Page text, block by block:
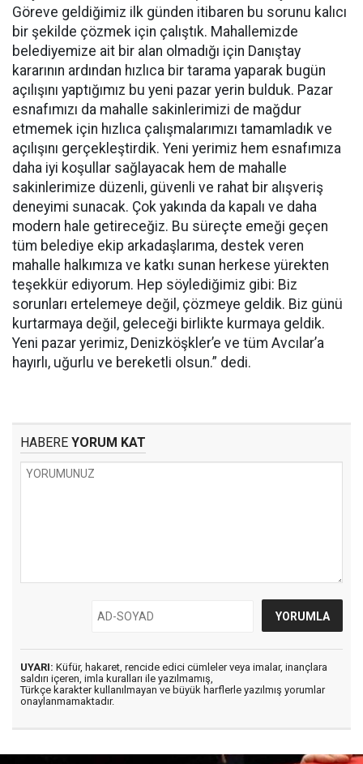
Göreve geldiğimiz ilk günden itibaren bu sorunu kalıcı
bir şekilde çözmek için çalıştık. Mahallemizde
belediyemize ait bir alan olmadığı için Danıştay
kararının ardından hızlıca bir tarama yaparak bugün
açılışını yaptığımız bu yeni pazar yerin bulduk. Pazar
esnafımızı da mahalle sakinlerimizi de mağdur
etmemek için hızlıca çalışmalarımızı tamamladık ve
açılışını gerçekleştirdik. Yeni yerimiz hem esnafımıza
daha iyi koşullar sağlayacak hem de mahalle
sakinlerimize düzenli, güvenli ve rahat bir alışveriş
deneyimi sunacak. Çok yakında da kapalı ve daha
modern hale getireceğiz. Bu süreçte emeği geçen
tüm belediye ekip arkadaşlarıma, destek veren
mahalle halkımıza ve katkı sunan herkese yürekten
teşekkür ediyorum. Hep söylediğimiz gibi: Biz
sorunları ertelemeye değil, çözmeye geldik. Biz günü
kurtarmaya değil, geleceği birlikte kurmaya geldik.
Yeni pazar yerimiz, Denizköşkler’e ve tüm Avcılar’a
hayırlı, uğurlu ve bereketli olsun.” dedi.
HABERE YORUM KAT
UYARI: Küfür, hakaret, rencide edici cümleler veya imalar, inançlara
saldırı içeren, imla kuralları ile yazılmamış,
Türkçe karakter kullanılmayan ve büyük harflerle yazılmış yorumlar
onaylanmamaktadır.